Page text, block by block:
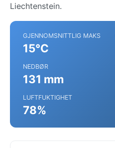
Liechtenstein.
GJENNOMSNITTLIG MAKS
15°C
NEDBØR
131 mm
LUFTFUKTIGHET
78%